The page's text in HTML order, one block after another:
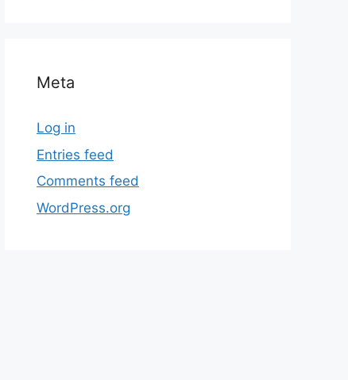
Meta
Log in
Entries feed
Comments feed
WordPress.org